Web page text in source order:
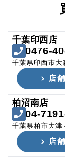
千葉印西店
0476-
千葉県印西市
店
柏沼南店
04-
千葉県柏市大津
店